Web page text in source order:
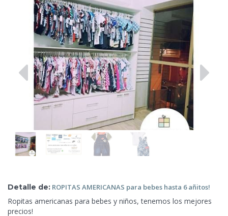
Detalle de: ROPITAS AMERICANAS para bebes hasta 6 añitos!
Ropitas americanas para bebes y niños, tenemos los mejores
precios!